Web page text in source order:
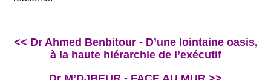
<< Dr Ahmed Benbitour - D’une lointaine oasis,
à la haute hiérarchie de l’exécutif